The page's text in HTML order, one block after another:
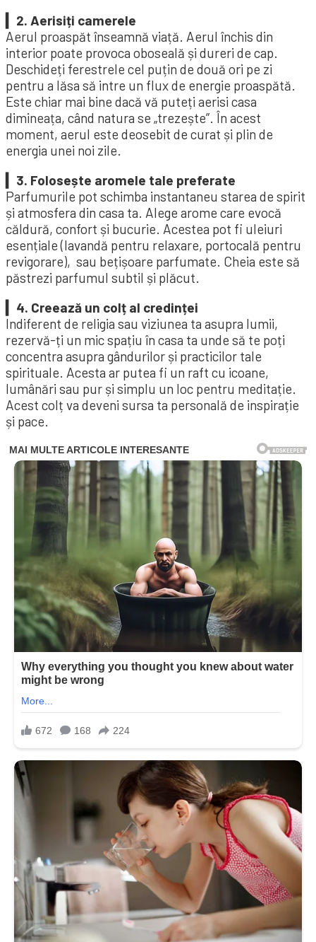
▎2. Aerisiți camerele
Aerul proaspăt înseamnă viață. Aerul închis din
interior poate provoca oboseală și dureri de cap.
Deschideți ferestrele cel puțin de două ori pe zi
pentru a lăsa să intre un flux de energie proaspătă.
Este chiar mai bine dacă vă puteți aerisi casa
dimineața, când natura se „trezește”. În acest
moment, aerul este deosebit de curat și plin de
energia unei noi zile.
▎3. ​​Folosește aromele tale preferate
Parfumurile pot schimba instantaneu starea de spirit
și atmosfera din casa ta. Alege arome care evocă
căldură, confort și bucurie. Acestea pot fi uleiuri
esențiale (lavandă pentru relaxare, portocală pentru
revigorare), sau bețișoare parfumate. Cheia este să
păstrezi parfumul subtil și plăcut.
▎4. Creează un colț al credinței
Indiferent de religia sau viziunea ta asupra lumii,
rezervă-ți un mic spațiu în casa ta unde să te poți
concentra asupra gândurilor și practicilor tale
spirituale. Acesta ar putea fi un raft cu icoane,
lumânări sau pur și simplu un loc pentru meditație.
Acest colț va deveni sursa ta personală de inspirație
și pace.